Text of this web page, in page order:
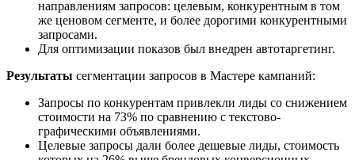
направлениям запросов: целевым, конкурентным в том
же ценовом сегменте, и более дорогими конкурентными
запросами.
Для оптимизации показов был внедрен автотаргетинг.
Результаты сегментации запросов в Мастере кампаний:
Запросы по конкурентам привлекли лиды со снижением
стоимости на 73% по сравнению с текстово-
графическими объявлениями.
Целевые запросы дали более дешевые лиды, стоимость